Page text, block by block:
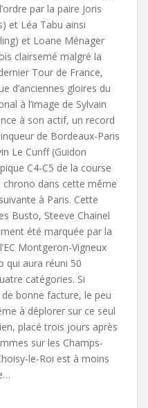
par la paire Joris
et Léa Tabu ainsi
et Loane Ménager
clairsemé malgré la
Tour de France,
d’anciennes gloires du
à l’image de Sylvain
à son actif, un record
de Bordeaux-Paris
Le Cunff (Guidon
C4-C5 de la course
chrono dans cette même
à Paris. Cette
Busto, Steeve Chainel
été marquée par la
Montgeron-Vigneux
qui aura réuni 50
catégories. Si
bonne facture, le peu
à déplorer sur ce seul
placé trois jours après
sur les Champs-
le-Roi est à moins